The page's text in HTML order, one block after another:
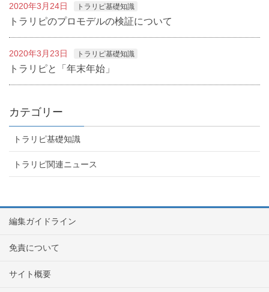
2020年3月24日 トラリピ基礎知識
トラリピのプロモデルの検証について
2020年3月23日 トラリピ基礎知識
トラリピと「年末年始」
カテゴリー
トラリピ基礎知識
トラリピ関連ニュース
編集ガイドライン
免責について
サイト概要